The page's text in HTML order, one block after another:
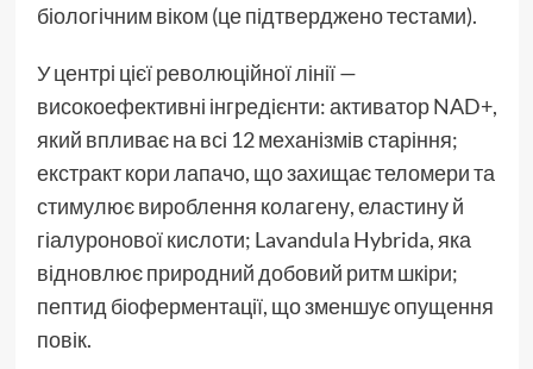
біологічним віком (це підтверджено тестами).
У центрі цієї революційної лінії —
високоефективні інгредієнти: активатор NAD+,
який впливає на всі 12 механізмів старіння;
екстракт кори лапачо, що захищає теломери та
стимулює вироблення колагену, еластину й
гіалуронової кислоти; Lavandula Hybrida, яка
відновлює природний добовий ритм шкіри;
пептид біоферментації, що зменшує опущення
повік.